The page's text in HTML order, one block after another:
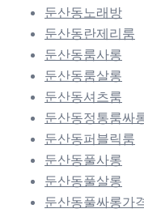
둔산동노래방
둔산동란제리룸
둔산동룸사롱
둔산동룸살롱
둔산동셔츠룸
둔산동정통룸싸
둔산동퍼블릭룸
둔산동풀사롱
둔산동풀살롱
둔산동풀싸롱가